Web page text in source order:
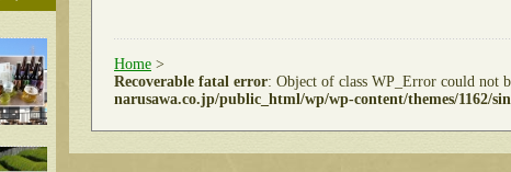
Home >
Recoverable fatal error: Object of class WP_Error could not
narusawa.co.jp/public_html/wp/wp-content/themes/1162/